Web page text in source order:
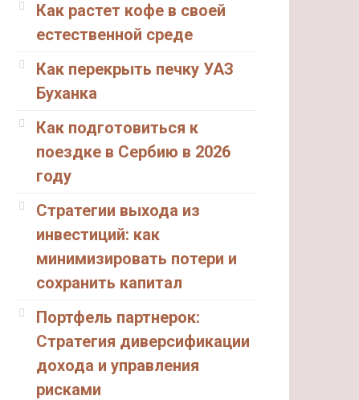
Как растет кофе в своей
естественной среде
Как перекрыть печку УАЗ
Буханка
Как подготовиться к
поездке в Сербию в 2026
году
Стратегии выхода из
инвестиций: как
минимизировать потери и
сохранить капитал
Портфель партнерок:
Стратегия диверсификации
дохода и управления
рисками